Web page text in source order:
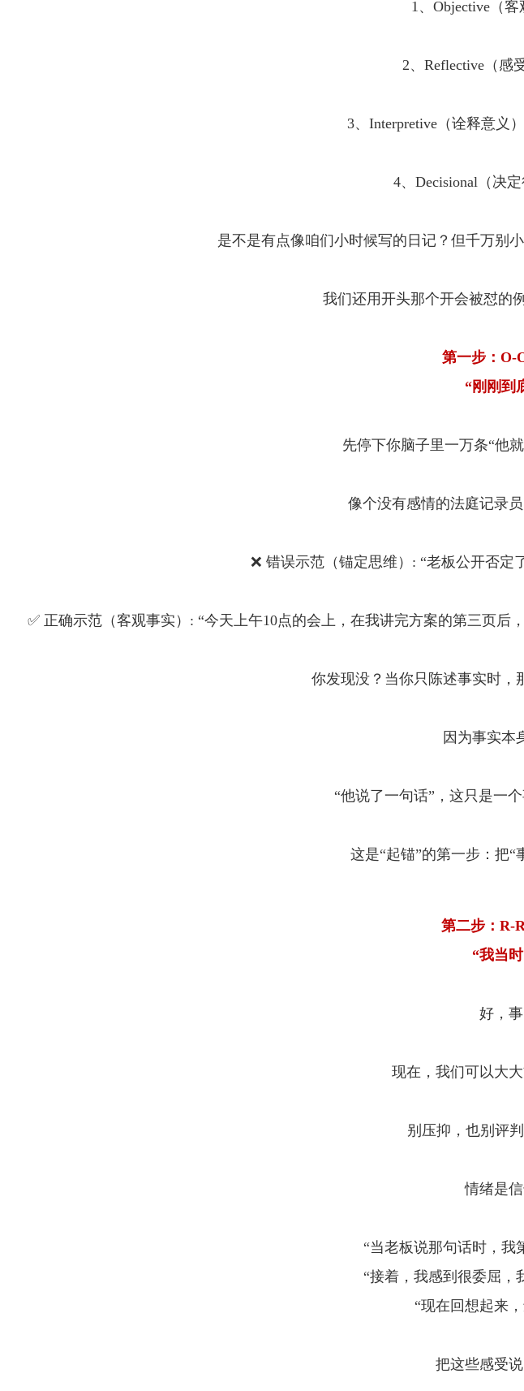
1、Objective（
2、Reflective（感
3、Interpretive（诠释意义
4、Decisional（决
是不是有点像咱们小时候写的日记？但千万别
我们还用开头那个开会被怼的
第一步：O-
“刚刚到
先停下你脑子里一万条“他
像个没有感情的法庭记录
❌ 错误示范（锚定思维）: “老板公开否定
✅ 正确示范（客观事实）: “今天上午10点的会上，在我讲完方案的第三页
你发现没？当你只陈述事实时，
因为事实本
“他说了一句话”，这只是一
这是“起锚”的第一步：把“
第二步：R-
“我当
好，事
现在，我们可以大
别压抑，也别评
情绪是
“当老板说那句话时，我
“接着，我感到很委屈，
“现在回想起来
把这些感受